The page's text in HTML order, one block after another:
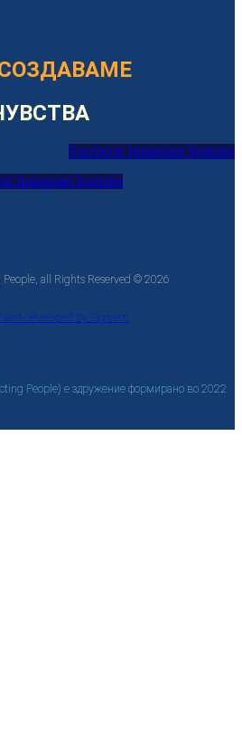
Facebook InstagramYoutube
InstagramYoutube
all Rights Reserved © 2026
and developed by Signum
People) е здружение формирано во 2022